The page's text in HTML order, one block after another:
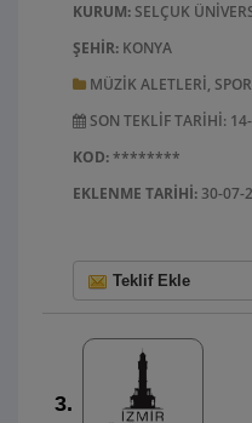
KURUM: SELÇUK
ŞEHIR: KONYA
MÜZIK ALETLERI,
SON TEKLIF TARIHI:
KOD:********
EKLENME TARIHI: 30-07-
Teklif Ekle
3.